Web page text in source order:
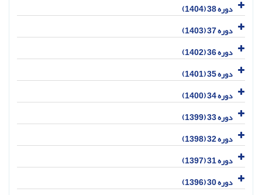
دوره 38 (1404)
دوره 37 (1403)
دوره 36 (1402)
دوره 35 (1401)
دوره 34 (1400)
دوره 33 (1399)
دوره 32 (1398)
دوره 31 (1397)
دوره 30 (1396)